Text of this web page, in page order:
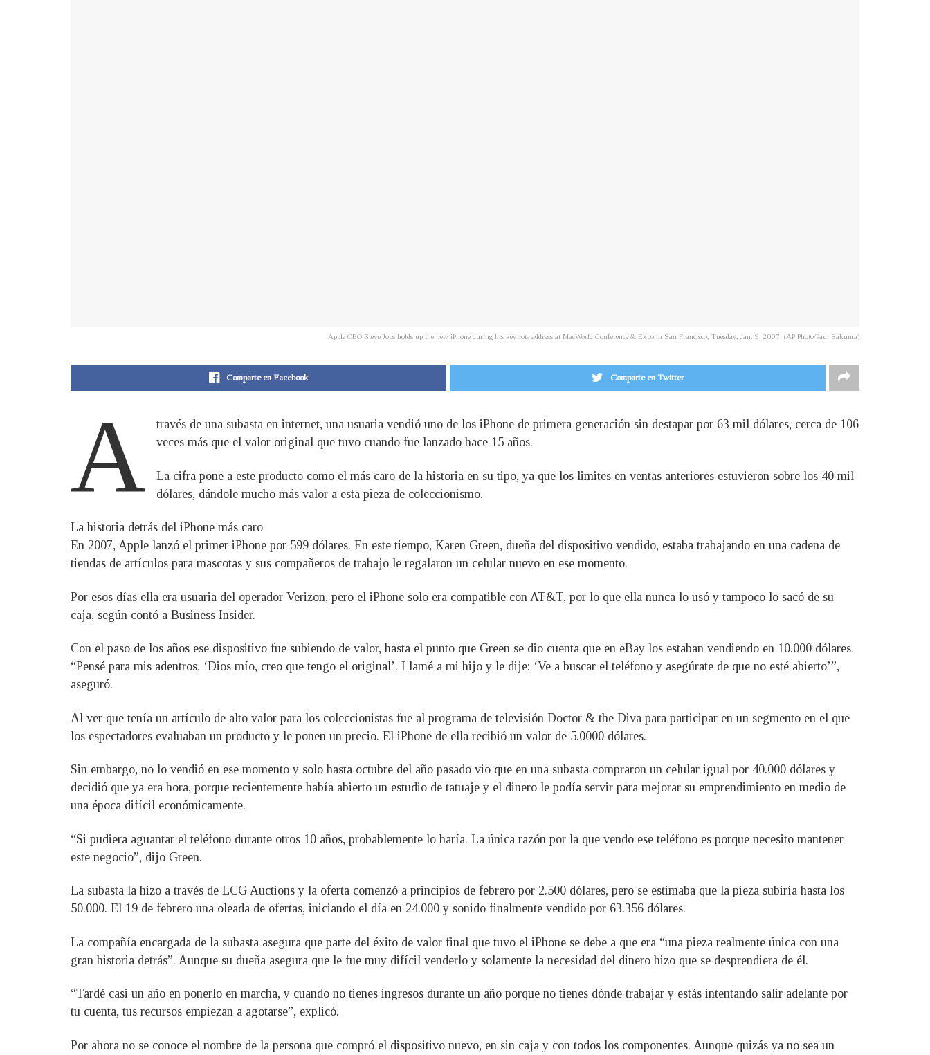
Apple CEO Steve Jobs holds up the new iPhone during his keynote address at MacWorld Conference & Expo in San Francisco, Tuesday, Jan. 9, 2007. (AP Photo/Paul Sakuma)
Comparte en Facebook Comparte en Twitter
A
través de una subasta en internet, una usuaria vendió uno de los iPhone de primera generación sin destapar por 63 mil dólares, cerca de 106
veces más que el valor original que tuvo cuando fue lanzado hace 15 años.
La cifra pone a este producto como el más caro de la historia en su tipo, ya que los limites en ventas anteriores estuvieron sobre los 40 mil
dólares, dándole mucho más valor a esta pieza de coleccionismo.
La historia detrás del iPhone más caro
En 2007, Apple lanzó el primer iPhone por 599 dólares. En este tiempo, Karen Green, dueña del dispositivo vendido, estaba trabajando en una cadena de
tiendas de artículos para mascotas y sus compañeros de trabajo le regalaron un celular nuevo en ese momento.
Por esos días ella era usuaria del operador Verizon, pero el iPhone solo era compatible con AT&T, por lo que ella nunca lo usó y tampoco lo sacó de su
caja, según contó a Business Insider.
Con el paso de los años ese dispositivo fue subiendo de valor, hasta el punto que Green se dio cuenta que en eBay los estaban vendiendo en 10.000 dólares.
“Pensé para mis adentros, ‘Dios mío, creo que tengo el original’. Llamé a mi hijo y le dije: ‘Ve a buscar el teléfono y asegúrate de que no esté abierto’”,
aseguró.
Al ver que tenía un artículo de alto valor para los coleccionistas fue al programa de televisión Doctor & the Diva para participar en un segmento en el que
los espectadores evaluaban un producto y le ponen un precio. El iPhone de ella recibió un valor de 5.0000 dólares.
Sin embargo, no lo vendió en ese momento y solo hasta octubre del año pasado vio que en una subasta compraron un celular igual por 40.000 dólares y
decidió que ya era hora, porque recientemente había abierto un estudio de tatuaje y el dinero le podía servir para mejorar su emprendimiento en medio de
una época difícil económicamente.
“Si pudiera aguantar el teléfono durante otros 10 años, probablemente lo haría. La única razón por la que vendo ese teléfono es porque necesito mantener
este negocio”, dijo Green.
La subasta la hizo a través de LCG Auctions y la oferta comenzó a principios de febrero por 2.500 dólares, pero se estimaba que la pieza subiría hasta los
50.000. El 19 de febrero una oleada de ofertas, iniciando el día en 24.000 y sonido finalmente vendido por 63.356 dólares.
La compañía encargada de la subasta asegura que parte del éxito de valor final que tuvo el iPhone se debe a que era “una pieza realmente única con una
gran historia detrás”. Aunque su dueña asegura que le fue muy difícil venderlo y solamente la necesidad del dinero hizo que se desprendiera de él.
“Tardé casi un año en ponerlo en marcha, y cuando no tienes ingresos durante un año porque no tienes dónde trabajar y estás intentando salir adelante por
tu cuenta, tus recursos empiezan a agotarse”, explicó.
Por ahora no se conoce el nombre de la persona que compró el dispositivo nuevo, en sin caja y con todos los componentes. Aunque quizás ya no sea un